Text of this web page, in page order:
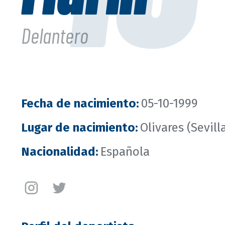
Delantero
Fecha de nacimiento: 05-10-1999
Lugar de nacimiento: Olivares
Nacionalidad: Española
Instagram